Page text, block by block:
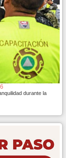
durante la